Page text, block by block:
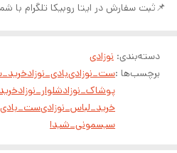
📌ثبت سفارش در ایتا روبیکا تلگرام با
دسته‌بندی: نوزادی
برچسب‌ها :ست_نوزادیبادی_نوزاد
پوشاک_نوزادشلوار_نوزاد
خرید_لباس_نوزادی
سیسمونی_شیدا